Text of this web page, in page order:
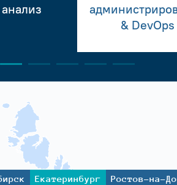
& DevOps
Екатеринбург Ростов-на-